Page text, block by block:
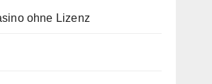
ohne Lizenz